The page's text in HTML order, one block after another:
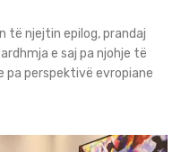
të njejtin epilog, prandaj
e saj pa njohje të
pa perspektivë evropiane